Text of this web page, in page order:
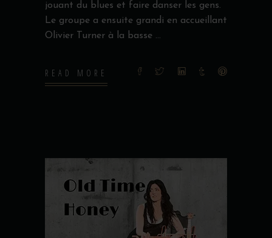
jouant du blues et faire danser les gens.
Le groupe a ensuite grandi en accueillant
Olivier Turner à la basse
READ MORE